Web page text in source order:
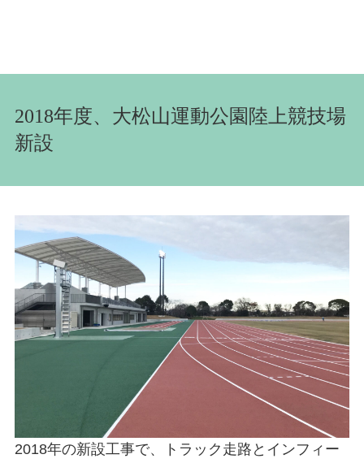
2018年度、大松山運動公園陸上競技場
新設
2018年の新設工事で、トラック走路とインフィー